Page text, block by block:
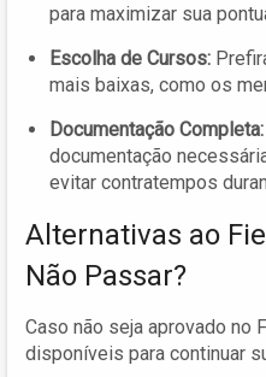
para maximizar sua
Escolha de Cursos:
mais baixas, como os
Documentação Completa:
documentação
evitar contratempos
Alternativas ao
Não Passar?
Caso não seja aprovado no
disponíveis para continuar